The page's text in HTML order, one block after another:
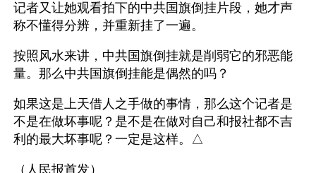
记者又让她观看拍下的中共国旗倒挂片段，她才声
称不懂得分辨，并重新挂了一遍。
按照风水来讲，中共国旗倒挂就是削弱它的邪恶能
量。那么中共国旗倒挂能是偶然的吗？
如果这是上天借人之手做的事情，那么这个记者是
不是在做坏事呢？是不是在做对自己和报社都不吉
利的最大坏事呢？一定是这样。△